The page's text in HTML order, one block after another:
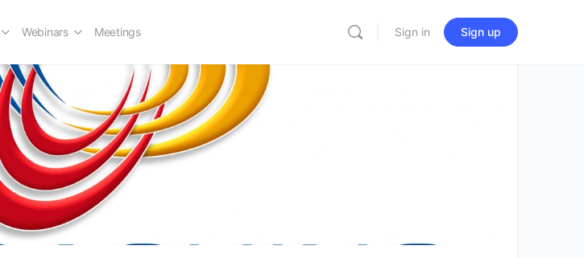
Webinars Meetings Sign in Sign up